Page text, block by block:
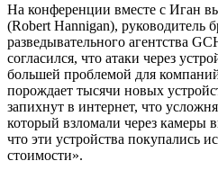
На конференции вместе с Иган
(Robert Hannigan), руководитель
разведывательного агентства
согласился, что атаки через
большей проблемой для
порождает тысячи новых
запихнут в интернет, что
который взломали через камеры
что эти устройства покупались
стоимости».